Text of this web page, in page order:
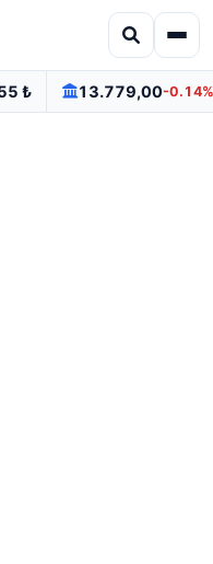
₺ 13.779,00-0.14%